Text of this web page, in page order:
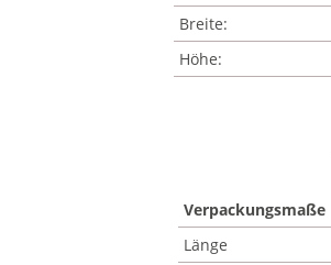
Breite:
Höhe:
Verpackungsmaße
Länge